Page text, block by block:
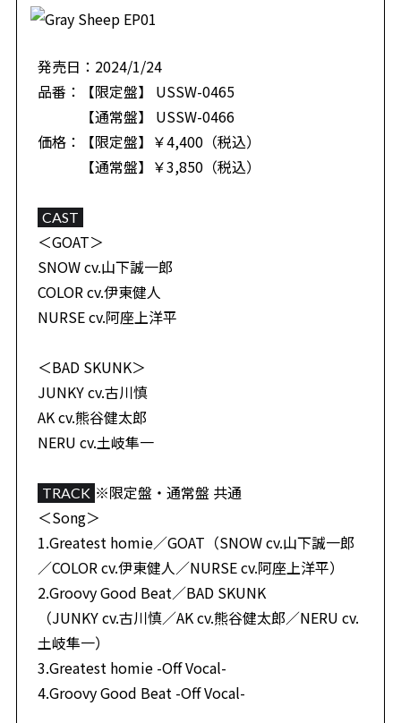
発売日：2024/1/24
品番：【限定盤】 USSW-0465
【通常盤】 USSW-0466
価格：【限定盤】￥4,400（税込）
【通常盤】￥3,850（税込）
CAST
＜GOAT＞
SNOW cv.山下誠一郎
COLOR cv.伊東健人
NURSE cv.阿座上洋平
＜BAD SKUNK＞
JUNKY cv.古川慎
AK cv.熊谷健太郎
NERU cv.土岐隼一
TRACK ※限定盤・通常盤 共通
＜Song＞
1.Greatest homie／GOAT（SNOW cv.山下誠一郎
／COLOR cv.伊東健人／NURSE cv.阿座上洋平）
2.Groovy Good Beat／BAD SKUNK
（JUNKY cv.古川慎／AK cv.熊谷健太郎／NERU cv.
土岐隼一）
3.Greatest homie -Off Vocal-
4.Groovy Good Beat -Off Vocal-